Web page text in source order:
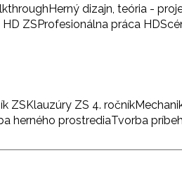
Herný dizajn, teória -
ZS Profesionálna práca HD
ZS Klauzúry ZS 4. ročník
herného prostrediaTvorba